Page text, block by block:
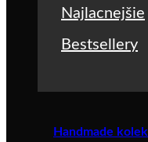
Najlacnejšie
Bestsellery
Handmade